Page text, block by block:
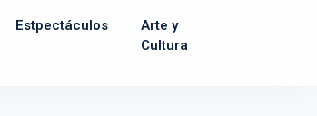
Estpectáculos
Arte y
Cultura